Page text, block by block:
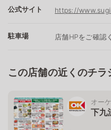
公式サイト https://
駐車場 店舗HPをご確認
この店舗の近くのチラ
オー
下九